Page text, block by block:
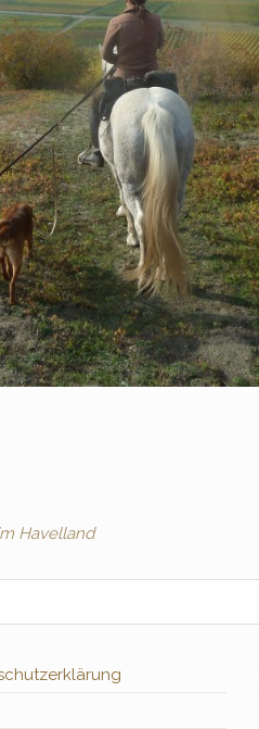
Havelland